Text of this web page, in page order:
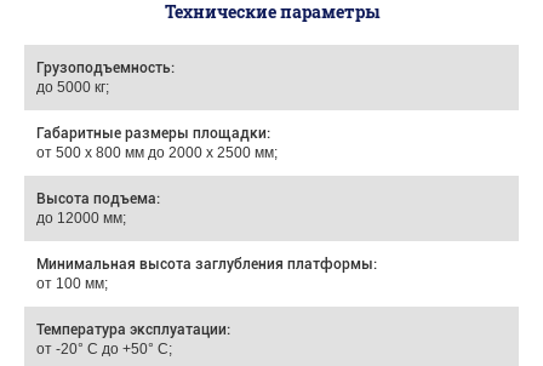
Технические параметры
Грузоподъемность:
до 5000 кг;
Габаритные размеры площадки:
от 500 х 800 мм до 2000 х 2500 мм;
Высота подъема:
до 12000 мм;
Минимальная высота заглубления платформы:
от 100 мм;
Температура эксплуатации:
от -20° С до +50° С;